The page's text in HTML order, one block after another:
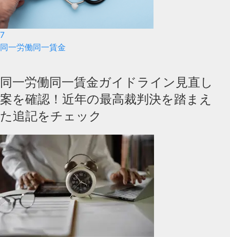
7
同一労働同一賃金
同一労働同一賃金ガイドライン見直し
案を確認！近年の最高裁判決を踏まえ
た追記をチェック